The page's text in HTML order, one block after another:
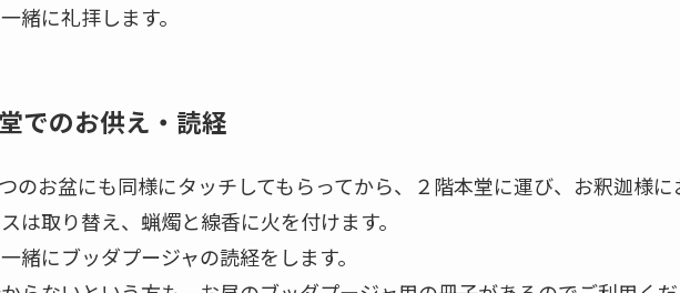
緒に礼拝します。
でのお供え・読経
のお盆にも同様にタッチしてもらってから、２階本堂に運び、お釈迦様
は取り替え、蝋燭と線香に火を付けます。
緒にブッダプージャの読経をします。